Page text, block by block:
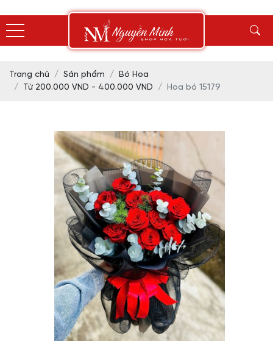
Trang chủ Sản phẩm
Bó Hoa
Từ 200.000 VND - 400.000 VND
Hoa bó 15179